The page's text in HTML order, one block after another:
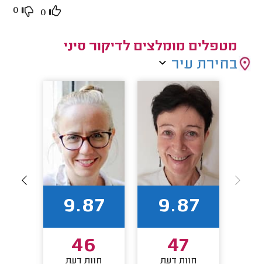
0
0
מטפלים מומלצים לדיקור סיני
בחירת עיר
9.87
47
חוות דעת
9.87
46
חוות דעת